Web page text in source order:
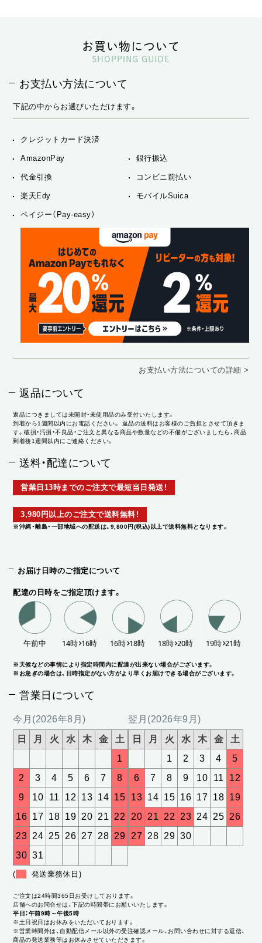
お買い物について
SHOPPING GUIDE
お支払い方法について
下記の中からお選びいただけます。
クレジットカード決済
AmazonPay 銀行振込
代金引換 コンビニ前払い
楽天Edy モバイルSuica
ペイジー（Pay-easy）
お支払い方法についての詳細 >
返品について
返品につきましては未開封・未使用品のみ受付いたします。
到着から1週間以内にお電話ください。 返品の送料はお客様のご負担とさせて頂きま
す。破損・汚損・不良品・ご注文と異なる商品や数量などの不備がございましたら、商品
到着後1週間以内にご連絡ください。
送料・配達について
営業日13時までのご注文で最短当日発送！
3,980円以上のご注文で送料無料！
※沖縄・離島・一部地域への配送は、9,800円(税込)以上で送料無料となります。
お届け日時のご指定について
配達の日時をご指定頂けます。
※天候などの事情により指定時間内に配達が出来ない場合がございます。
※お急ぎの場合は、日時指定がない方がより早くお届けできる場合がございます。
営業日について
今月(2026年8月)
日 月 火 水 木 金
土
1
2
3 4 5 6 7
8
9
10 11 12 13 14 15
16 17 18 19 20 21
22
23 24 25 26 27 28 29
30 31
翌月(2026年9月)
日 月 火 水 木 金
土
1
2 3 4
5
6
7 8 9 10 11
12
13 14 15 16 17 18 19
20 21 22 23 24 25 26
27 28 29 30
( 発送業務休日)
ご注文は24時間365日お受けしております。
店舗へのお問合せは、下記の時間帯にお願いいたします。
平日：午前9時～午後5時
※土日祝日はお休みをいただいております。
※営業時間外は、自動配信メール以外の受注確認メール、お問い合わせに対する返信、
商品の発送業務等はお休みさせていただきます。